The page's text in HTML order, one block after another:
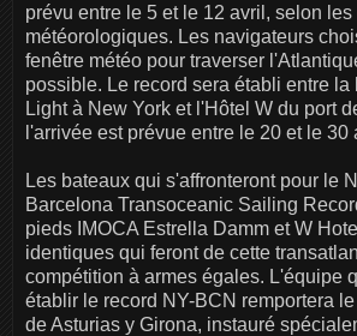
prévu entre le 5 et le 12 avril, selon
météorologiques. Les navigateurs
fenêtre météo pour traverser
possible. Le record sera établi entre
Light à New York et l'Hôtel W du port
l'arrivée est prévue entre le 20 et le 30
Les bateaux qui s'affronteront pour le
Barcelona Transoceanic Sailing
pieds IMOCA Estrella Damm et W
identiques qui feront de cette
compétition à armes égales. L'équipe
établir le record NY-BCN remportera
de Asturias y Girona, instauré